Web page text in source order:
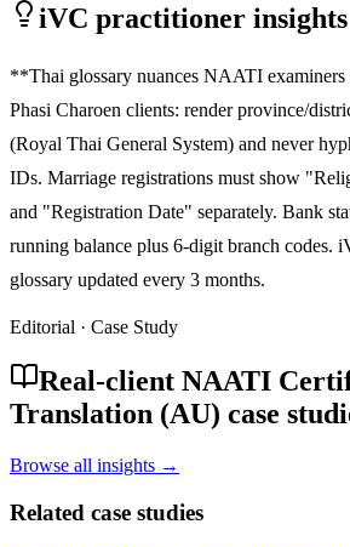
iVC practitioner insights
**Thai glossary nuances NAATI
Phasi Charoen clients: render province/
(Royal Thai General System) and never
IDs. Marriage registrations must show
and "Registration Date" separately. Bank
running balance plus 6-digit branch codes.
glossary updated every 3 months.
Editorial · Case Study
Real-client NAATI
Translation (AU) case
Browse all insights →
Related case studies